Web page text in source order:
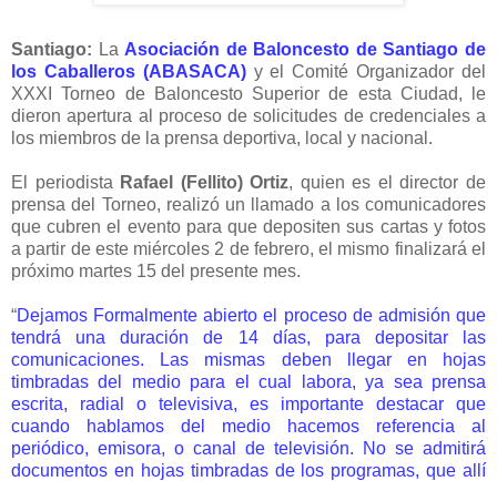
Santiago: La Asociación de Baloncesto de Santiago de
los Caballeros (ABASACA)y el Comité Organizador del
XXXI Torneo de Baloncesto Superior de esta Ciudad, le
dieron apertura al proceso de solicitudes de credenciales a
los miembros de la prensa deportiva, local y nacional.
El periodista Rafael (Fellito) Ortiz, quien es el director de
prensa del Torneo, realizó un llamado a los comunicadores
que cubren el evento para que depositen sus cartas y fotos
a partir de este miércoles 2 de febrero, el mismo finalizará el
próximo martes 15 del presente mes.
“Dejamos Formalmente abierto el proceso de admisión que
tendrá una duración de 14 días, para depositar las
comunicaciones. Las mismas deben llegar en hojas
timbradas del medio para el cual labora, ya sea prensa
escrita, radial o televisiva, es importante destacar que
cuando hablamos del medio hacemos referencia al
periódico, emisora, o canal de televisión. No se admitirá
documentos en hojas timbradas de los programas, que allí